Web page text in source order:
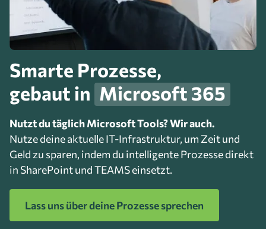
Smarte Prozesse,
gebaut in Microsoft 365
Nutzt du täglich Microsoft Tools? Wir auch.
Nutze deine aktuelle IT-Infrastruktur, um Zeit und
Geld zu sparen, indem du intelligente Prozesse direkt
in SharePoint und TEAMS einsetzt.
Lass uns über deine Prozesse sprechen